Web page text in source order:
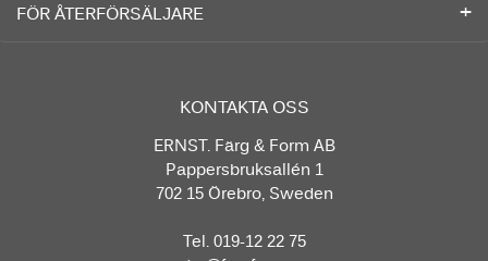
FÖR ÅTERFÖRSÄLJARE
KONTAKTA OSS
ERNST. Färg & Form AB
Pappersbruksallén 1
702 15 Örebro, Sweden
Tel. 019-12 22 75